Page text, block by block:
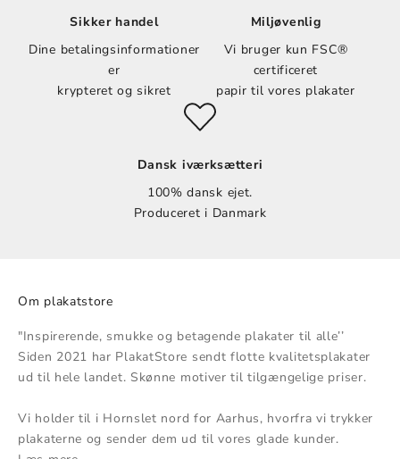
Sikker handel
Dine betalingsinformationer
er
krypteret og sikret
Miljøvenlig
Vi bruger kun FSC®
certificeret
papir til vores plakater
Dansk iværksætteri
100% dansk ejet.
Produceret i Danmark
Om plakatstore
"Inspirerende, smukke og betagende plakater til alle’’
Siden 2021 har PlakatStore sendt flotte kvalitetsplakater
ud til hele landet. Skønne motiver til tilgængelige priser.
Vi holder til i Hornslet nord for Aarhus, hvorfra vi trykker
plakaterne og sender dem ud til vores glade kunder.